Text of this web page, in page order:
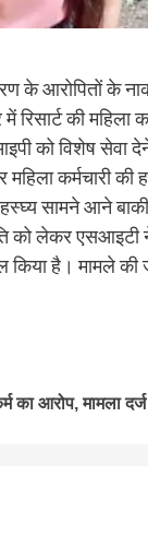
के आरोपितों के
की महिला
को विशेष सेवा
कर्मचारी की
सामने आने बाकी
लेकर एसआइटी ने
किया है। मामले
का आरोप, मामला दर्ज